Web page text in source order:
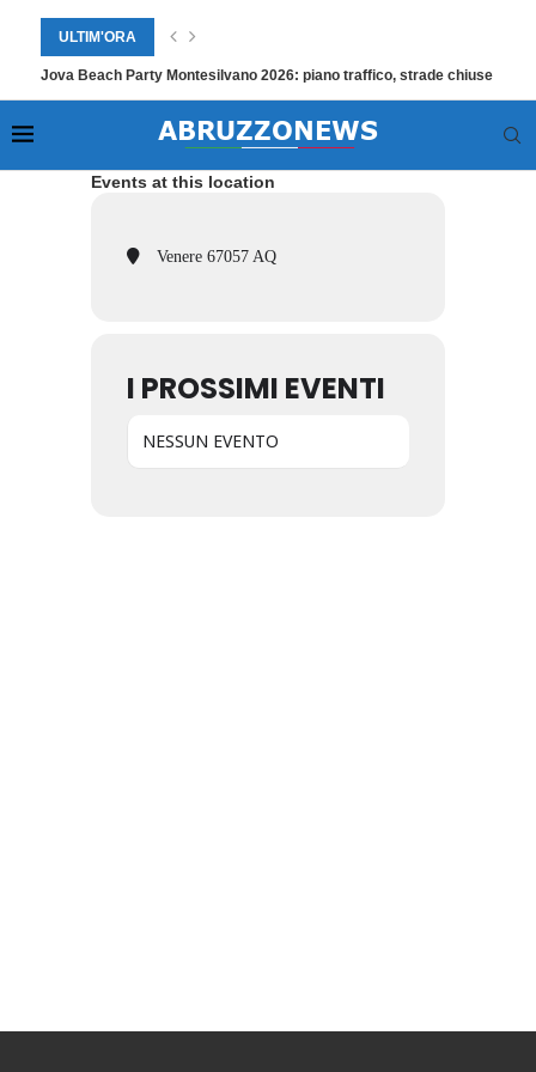
ULTIM'ORA
Jova Beach Party Montesilvano 2026: piano traffico, strade chiuse e
Events at this location
Venere 67057 AQ
I PROSSIMI EVENTI
NESSUN EVENTO